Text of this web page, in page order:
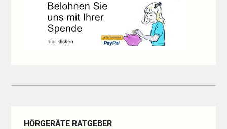
HÖRGERÄTE RATGEBER